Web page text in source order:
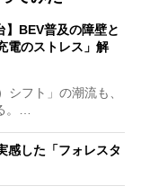
】BEV普及の障壁と
電のストレス」解
フト」の潮流も、
。…
感した「フォレスタ